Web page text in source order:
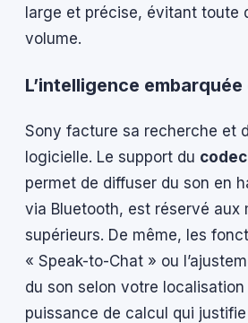
large et précise, évitant toute
volume.
L’intelligence
Sony facture sa recherche et
logicielle. Le support du codec
permet de diffuser du son en
via Bluetooth, est réservé aux
supérieurs. De même, les
« Speak-to-Chat » ou
du son selon votre
puissance de calcul qui